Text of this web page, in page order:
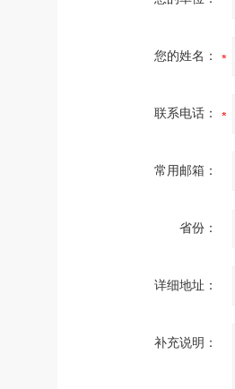
您的姓名：
联系电话：
常用邮箱：
省份：
详细地址：
补充说明：